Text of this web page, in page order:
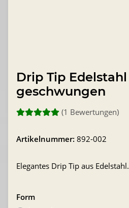
Drip Tip Edelstahl
geschwungen
(1 Bewertungen)
Artikelnummer: 892-002
Elegantes Drip Tip aus Edelstahl.
Form